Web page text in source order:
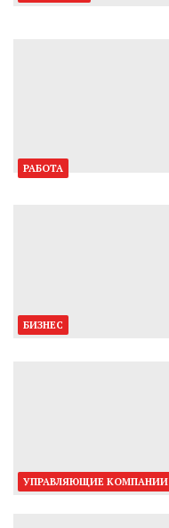
РАБОТА
БИЗНЕС
УПРАВЛЯЮЩИЕ КОМПАНИИ